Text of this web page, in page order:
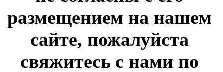
размещением на нашем
сайте, пожалуйста
свяжитесь с нами по